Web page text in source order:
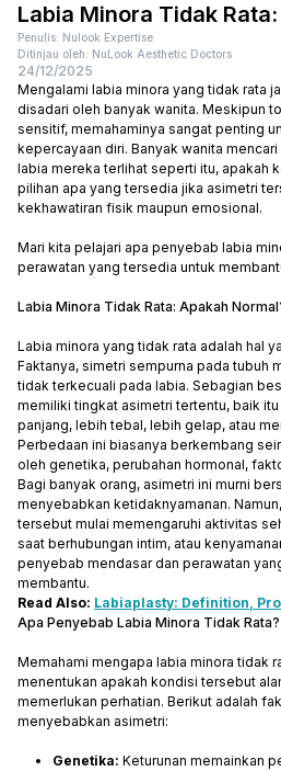
Labia Minora Tidak
Penulis: Nulook Expertise
Ditinjau oleh: NuLook Aesthetic Doctors
24/12/2025
Mengalami labia minora yang tidak rata
disadari oleh banyak wanita. Meskipun
sensitif, memahaminya sangat penting
kepercayaan diri. Banyak wanita
labia mereka terlihat seperti itu, apakah
pilihan apa yang tersedia jika asimetri
kekhawatiran fisik maupun emosional.
Mari kita pelajari apa penyebab labia
perawatan yang tersedia untuk
Labia Minora Tidak Rata: Apakah
Labia minora yang tidak rata adalah hal
Faktanya, simetri sempurna pada tubuh
tidak terkecuali pada labia. Sebagian
memiliki tingkat asimetri tertentu, baik
panjang, lebih tebal, lebih gelap, atau
Perbedaan ini biasanya berkembang
oleh genetika, perubahan hormonal,
Bagi banyak orang, asimetri ini murni
menyebabkan ketidaknyamanan.
tersebut mulai memengaruhi aktivitas
saat berhubungan intim, atau
penyebab mendasar dan perawatan
membantu.
Read Also: Labiaplasty: Definition,
Apa Penyebab Labia Minora Tidak Rata?
Memahami mengapa labia minora tidak
menentukan apakah kondisi tersebut
memerlukan perhatian. Berikut adalah
menyebabkan asimetri:
Genetika: Keturunan memainkan